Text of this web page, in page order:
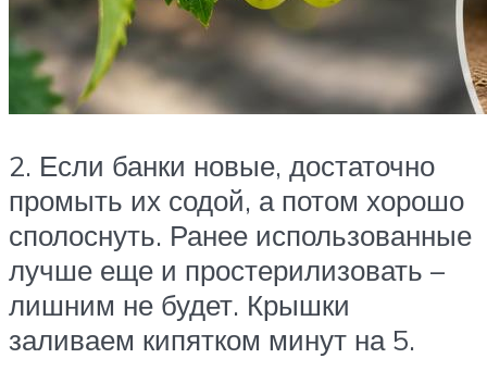
2. Если банки новые, достаточно
промыть их содой, а потом хорошо
сполоснуть. Ранее использованные
лучше еще и простерилизовать –
лишним не будет. Крышки
заливаем кипятком минут на 5.